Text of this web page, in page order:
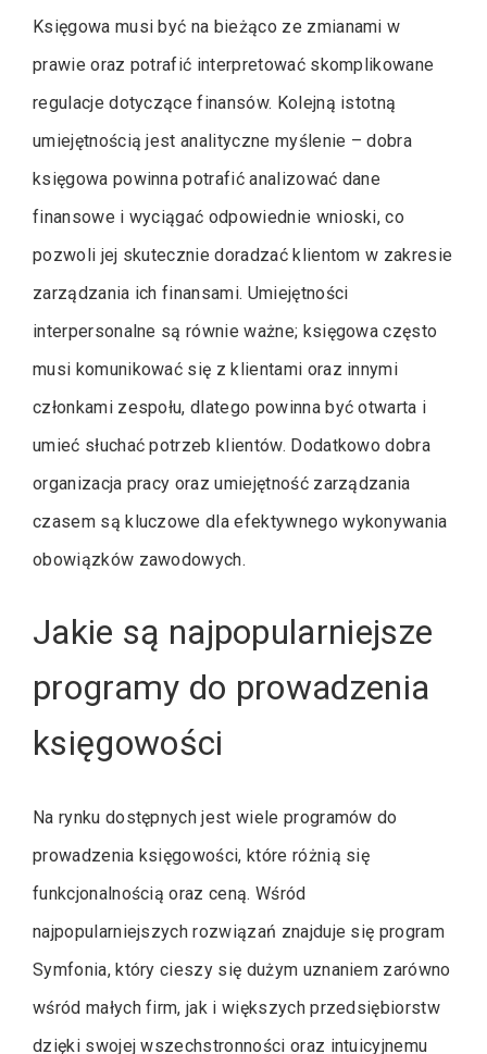
Księgowa musi być na bieżąco ze zmianami w
prawie oraz potrafić interpretować skomplikowane
regulacje dotyczące finansów. Kolejną istotną
umiejętnością jest analityczne myślenie – dobra
księgowa powinna potrafić analizować dane
finansowe i wyciągać odpowiednie wnioski, co
pozwoli jej skutecznie doradzać klientom w zakresie
zarządzania ich finansami. Umiejętności
interpersonalne są równie ważne; księgowa często
musi komunikować się z klientami oraz innymi
członkami zespołu, dlatego powinna być otwarta i
umieć słuchać potrzeb klientów. Dodatkowo dobra
organizacja pracy oraz umiejętność zarządzania
czasem są kluczowe dla efektywnego wykonywania
obowiązków zawodowych.
Jakie są najpopularniejsze
programy do prowadzenia
księgowości
Na rynku dostępnych jest wiele programów do
prowadzenia księgowości, które różnią się
funkcjonalnością oraz ceną. Wśród
najpopularniejszych rozwiązań znajduje się program
Symfonia, który cieszy się dużym uznaniem zarówno
wśród małych firm, jak i większych przedsiębiorstw
dzięki swojej wszechstronności oraz intuicyjnemu